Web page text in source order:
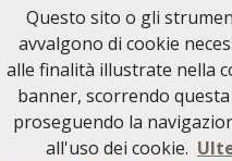
Questo sito o gli
avvalgono di cookie
alle finalità illustrate nella
banner, scorrendo
proseguendo la
all'uso dei cookie.